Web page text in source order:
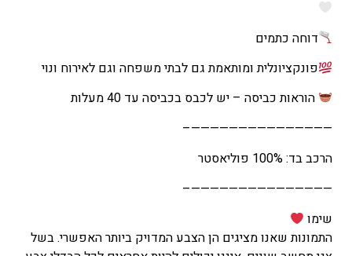
דוחה כתמים
פונקציונלית ומותאמת גם לבתי משפחה וגם לאירוח ונוי
הוראות כביסה – יש לכבס בכביסה עד 40 מעלות
———————————————–
הרכב בד: 100% פוליאסטר
———————————————–
שימו
התמונות שאנו מציגים הן הצבע המדויק ביותר האפשרי. בשל